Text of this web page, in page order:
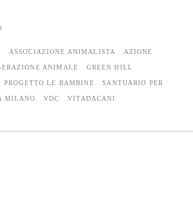
ASSOCIAZIONE ANIMALISTA AZIONE
ANIMALE GREEN HILL
PROGETTO LE BAMBINE SANTUARIO PER
MILANO VDC VITADACANI